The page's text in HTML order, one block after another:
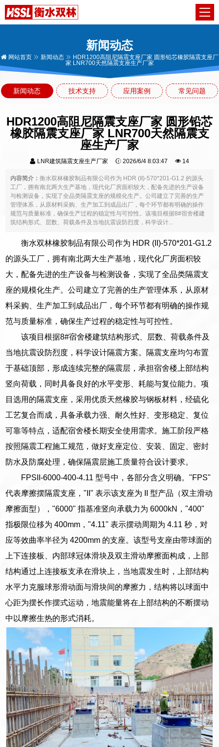
新闻动态
网站首页 新闻动态
HDR1200高阻尼隔震支座厂家 圆形铅芯橡胶隔震支座厂
家 LNR700天然隔震支座生产厂家
新闻动态 技术支持 应用案例 常见问题
HDR1200高阻尼隔震支座厂家 圆形铅芯
橡胶隔震支座厂家 LNR700天然隔震支
座生产厂家
LNR建筑隔震支座生产厂家 2026/6/4 8:03:47 14
内容简介：衡水双林橡胶制品有限公司作为 HDR (II)-570*201-G1.2 的源头
工厂，拥有南北两大生产基地，现代化厂房面积较大，配备先进的生产设备
与检测设备，实现了全品类隔震支座的规模化生产。公司建立了完善的生产
管理体系，从原材料采购、生产加工到成品出厂，每个环节都有明确的操作
规范与质量标准，确保生产过程的稳定性与可控性。该项目根据8#宿舍楼建
筑结构形式、层数、荷载条件及当地抗震设防烈度，科学设计...
衡水双林橡胶制品有限公司作为 HDR (II)-570*201-G1.2
的源头工厂，拥有南北两大生产基地，现代化厂房面积较
大，配备先进的生产设备与检测设备，实现了全品类隔震支
座的规模化生产。公司建立了完善的生产管理体系，从原材
料采购、生产加工到成品出厂，每个环节都有明确的操作规
范与质量标准，确保生产过程的稳定性与可控性。
该项目根据8#宿舍楼建筑结构形式、层数、荷载条件及
当地抗震设防烈度，科学设计隔震方案。隔震支座均匀布置
于基础顶部，形成连续完整的隔震层，承担宿舍楼上部结构
竖向荷载，同时具备良好的水平变形、耗能与复位能力。项
目选用的隔震支座，采用优质天然橡胶与钢板材料，经硫化
工艺复合而成，具备承载力强、耐久性好、变形稳定、复位
可靠等特点，适配宿舍楼长期安全使用需求。施工阶段严格
按照隔震工程施工规范，做好支座定位、安装、固定、密封
防水及防腐处理，确保隔震层施工质量符合设计要求。
FPSII-6000-400-4.11 型号中，各部分含义明确。"FPS"
代表摩擦摆隔震支座，"II" 表示该支座为 II 型产品（双主滑动
摩擦面型），"6000" 指基准竖向承载力为 6000kN，"400"
指极限位移为 400mm，"4.11" 表示摆动周期为 4.11 秒，对
应等效曲率半径为 4200mm 的支座。该型号支座由带球面的
上下连接板、内部球冠体滑块及双主滑动摩擦面构成，上部
结构通过上连接板支承在滑块上，当地震发生时，上部结构
水平力克服球形滑动面与滑块间的摩擦力，结构将以球面中
心距为摆长作摆式运动，地震能量将在上部结构的不断摆动
中以摩擦生热的形式消耗。